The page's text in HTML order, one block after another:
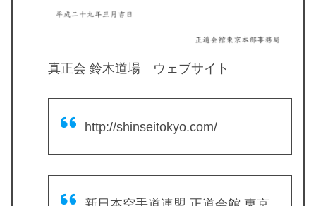
真正会 鈴木道場 ウェブサイト
http://shinseitokyo.com/